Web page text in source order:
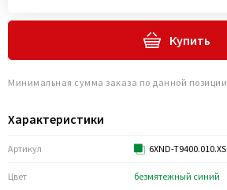
Характеристики
Артикул 6XND-T9400.010.XS
Цвет безмятежный синий
Купить
Минимальная сумма заказа по данной позиции